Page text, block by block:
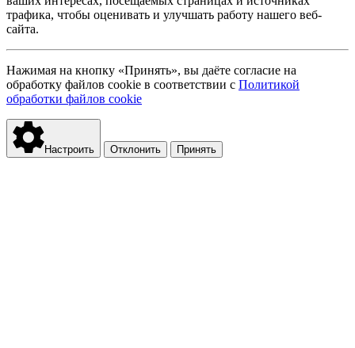
трафика, чтобы оценивать и улучшать работу нашего веб-
сайта.
Нажимая на кнопку «Принять», вы даёте согласие на
обработку файлов cookie в соответствии с Политикой
обработки файлов cookie
Настроить Отклонить Принять